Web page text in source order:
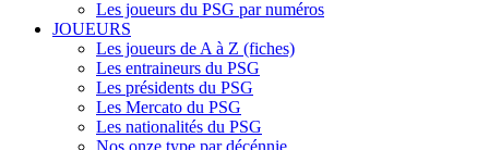
Les joueurs du PSG par numéros
JOUEURS
Les joueurs de A à Z (fiches)
Les entraineurs du PSG
Les présidents du PSG
Les Mercato du PSG
Les nationalités du PSG
Nos onze type par décénnie